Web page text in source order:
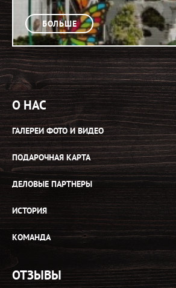
БОЛЬШЕ
О НАС
ГАЛЕРЕИ ФОТО И ВИДЕО
ПОДАРОЧНАЯ КАРТА
ДЕЛОВЫЕ ПАРТНЕРЫ
ИСТОРИЯ
КОМАНДА
ОТЗЫВЫ